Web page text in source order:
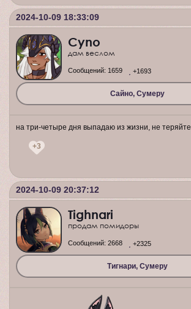
2024-10-09 18:33:09
Cyno
дам веслом
Сайно, Сумеру
Сообщений: 1659 +1693
на три-четыре дня выпадаю из жизни, не теряйте
+3
2024-10-09 20:37:12
Tighnari
продам помидоры
Тигнари, Сумеру
Сообщений: 2668 +2325